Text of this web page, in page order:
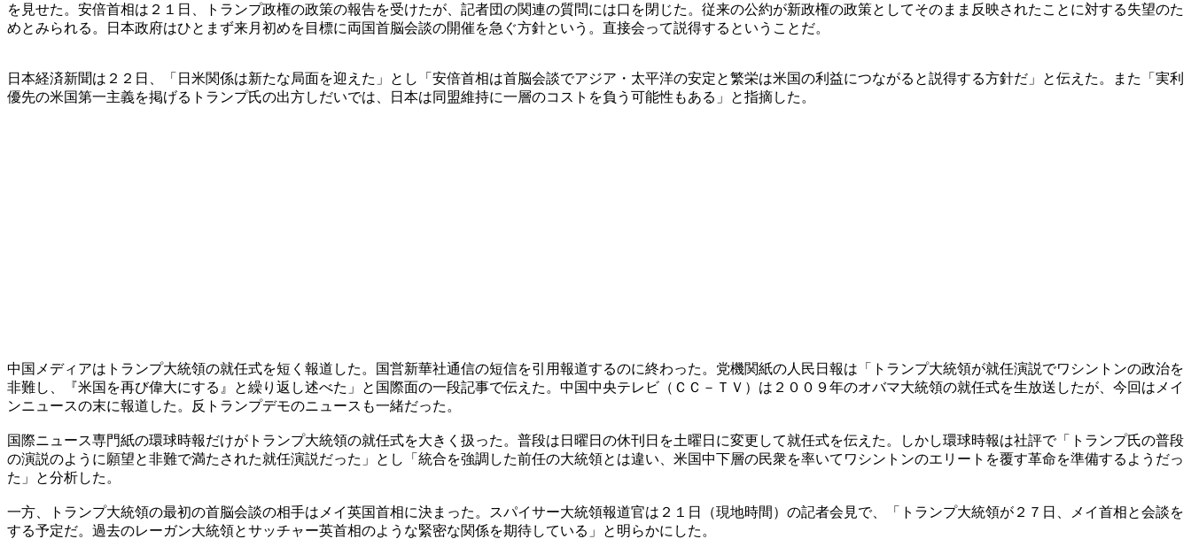
を見せた。安倍首相は２１日、トランプ政権の政策の報告を受けたが、記者団の関連の質問には口を閉じた。従来の公約が新政権の政策としてそのまま反映されたことに対する失望のた
めとみられる。日本政府はひとまず来月初めを目標に両国首脳会談の開催を急ぐ方針という。直接会って説得するということだ。
日本経済新聞は２２日、「日米関係は新たな局面を迎えた」とし「安倍首相は首脳会談でアジア・太平洋の安定と繁栄は米国の利益につながると説得する方針だ」と伝えた。また「実利
優先の米国第一主義を掲げるトランプ氏の出方しだいでは、日本は同盟維持に一層のコストを負う可能性もある」と指摘した。
中国メディアはトランプ大統領の就任式を短く報道した。国営新華社通信の短信を引用報道するのに終わった。党機関紙の人民日報は「トランプ大統領が就任演説でワシントンの政治を
非難し、『米国を再び偉大にする』と繰り返し述べた」と国際面の一段記事で伝えた。中国中央テレビ（ＣＣ－ＴＶ）は２００９年のオバマ大統領の就任式を生放送したが、今回はメイ
ンニュースの末に報道した。反トランプデモのニュースも一緒だった。
国際ニュース専門紙の環球時報だけがトランプ大統領の就任式を大きく扱った。普段は日曜日の休刊日を土曜日に変更して就任式を伝えた。しかし環球時報は社評で「トランプ氏の普段
の演説のように願望と非難で満たされた就任演説だった」とし「統合を強調した前任の大統領とは違い、米国中下層の民衆を率いてワシントンのエリートを覆す革命を準備するようだっ
た」と分析した。
一方、トランプ大統領の最初の首脳会談の相手はメイ英国首相に決まった。スパイサー大統領報道官は２１日（現地時間）の記者会見で、「トランプ大統領が２７日、メイ首相と会談を
する予定だ。過去のレーガン大統領とサッチャー英首相のような緊密な関係を期待している」と明らかにした。